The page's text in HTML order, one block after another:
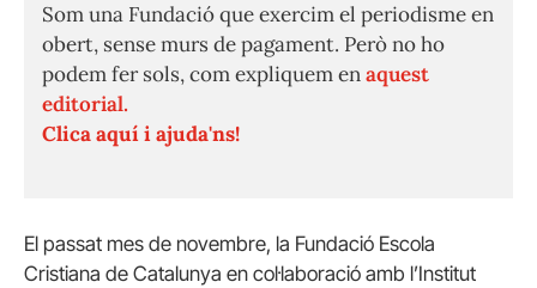
Som una Fundació que exercim el periodisme en
obert, sense murs de pagament. Però no ho
podem fer sols, com expliquem enaquest
editorial.
Clica aquí i ajuda'ns!
El passat mes de novembre, la Fundació Escola
Cristiana de Catalunya en col·laboració amb l’Institut